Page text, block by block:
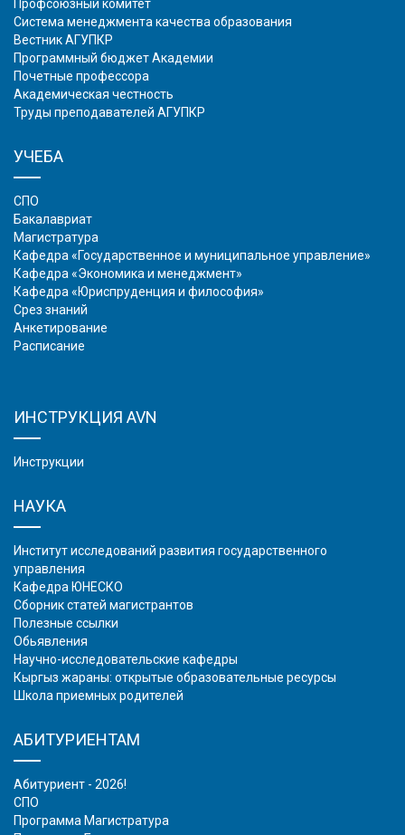
Профсоюзный комитет
Система менеджмента качества образования
Вестник АГУПКР
Программный бюджет Академии
Почетные профессора
Академическая честность
Труды преподавателей АГУПКР
УЧЕБА
СПО
Бакалавриат
Магистратура
Кафедра «Государственное и муниципальное управление»
Кафедра «Экономика и менеджмент»
Кафедра «Юриспруденция и философия»
Срез знаний
Анкетирование
Расписание
ИНСТРУКЦИЯ AVN
Инструкции
НАУКА
Институт исследований развития государственного
управления
Кафедра ЮНЕСКО
Сборник статей магистрантов
Полезные ссылки
Обьявления
Научно-исследовательские кафедры
Кыргыз жараны: открытые образовательные ресурсы
Школа приемных родителей
АБИТУРИЕНТАМ
Абитуриент - 2026!
СПО
Программа Магистратура